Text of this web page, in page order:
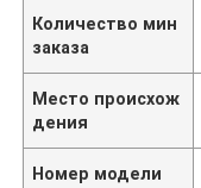
Количество мин
заказа
Место происхож
дения
Номер модели